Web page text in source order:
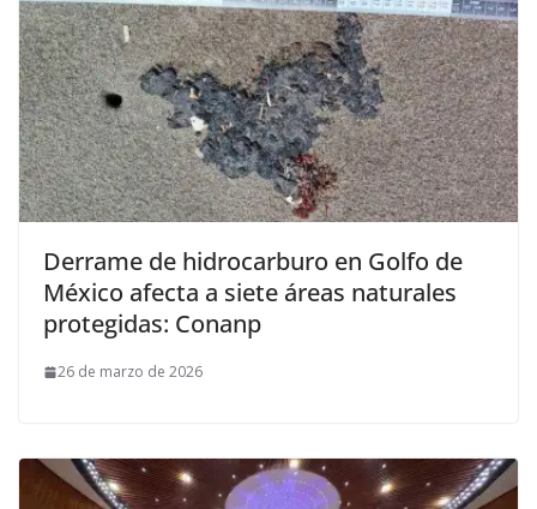
Derrame de hidrocarburo en Golfo de
México afecta a siete áreas naturales
protegidas: Conanp
26 de marzo de 2026